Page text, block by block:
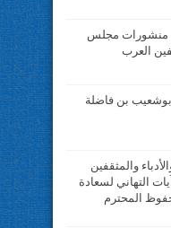
منشورات مجلس
العرب
بن فاضلة
والمثقفين
التهاني لسعادة
المحترم